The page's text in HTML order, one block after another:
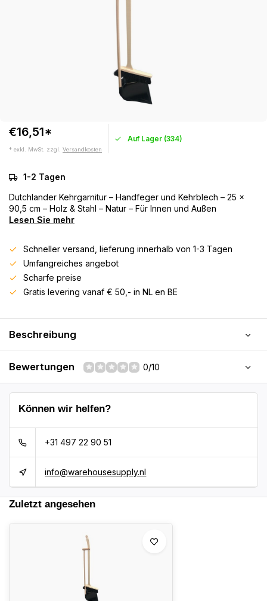
€16,51*
* exkl. MwSt. zzgl. Versandkosten
Auf Lager (334)
1-2 Tagen
Dutchlander Kehrgarnitur – Handfeger und Kehrblech – 25 x
90,5 cm – Holz & Stahl – Natur – Für Innen und Außen
Lesen Sie mehr
Schneller versand, lieferung innerhalb von 1-3 Tagen
Umfangreiches angebot
Scharfe preise
Gratis levering vanaf € 50,- in NL en BE
Beschreibung
Bewertungen 0/10
Können wir helfen?
+31 497 22 90 51
info@warehousesupply.nl
Zuletzt angesehen